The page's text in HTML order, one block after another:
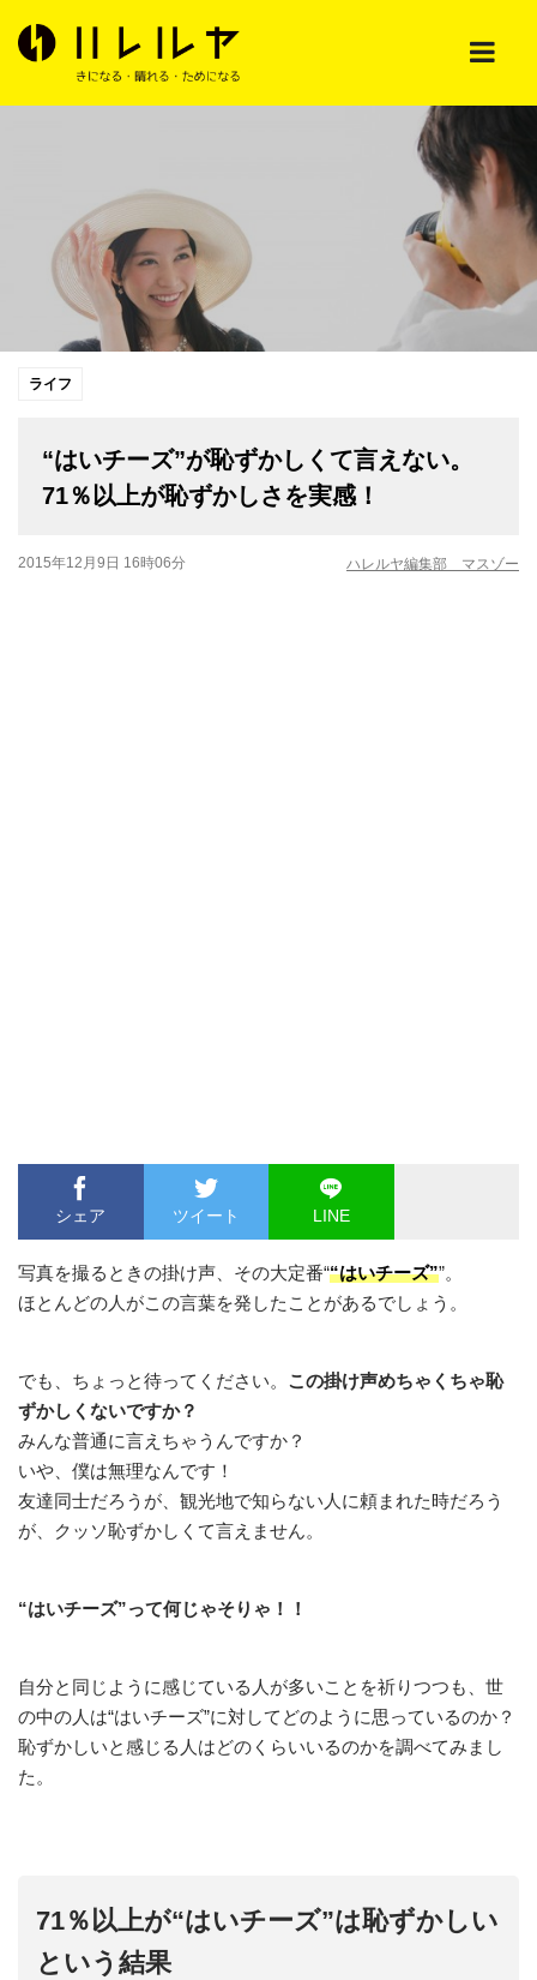
ライフ
“はいチーズ”が恥ずかしくて言えない。
71％以上が恥ずかしさを実感！
2015年12月9日 16時06分 ハレルヤ編集部 マスゾー
シェア ツイート LINE
写真を撮るときの掛け声、その大定番““はいチーズ””。
ほとんどの人がこの言葉を発したことがあるでしょう。
でも、ちょっと待ってください。 この掛け声めちゃくちゃ恥
ずかしくないですか？
みんな普通に言えちゃうんですか？
いや、僕は無理なんです！
友達同士だろうが、観光地で知らない人に頼まれた時だろう
が、クッソ恥ずかしくて言えません。
“はいチーズ”って何じゃそりゃ！！
自分と同じように感じている人が多いことを祈りつつも、世
の中の人は“はいチーズ”に対してどのように思っているのか？
恥ずかしいと感じる人はどのくらいいるのかを調べてみまし
た。
71％以上が“はいチーズ”は恥ずかしい
という結果